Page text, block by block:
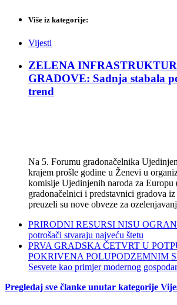
Više iz kategorije:
Vijesti
ZELENA
GRADOVE: Sadnja stabala
trend
Na 5. Forumu gradonačelnika
krajem prošle godine u Ženevi u
komisije Ujedinjenih naroda za
gradonačelnici i predstavnici gradova
preuzeli su nove obveze za
PRIRODNI RESURSI NISU
potrošači stvaraju najveću štetu
PRVA GRADSKA ČETVRT U
POKRIVENA POLUPODZEMNIM
Sesvete kao primjer modernog
Pregledaj sve članke unutar kategorije